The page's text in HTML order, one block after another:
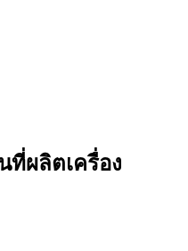
ผลิตเครื่อง